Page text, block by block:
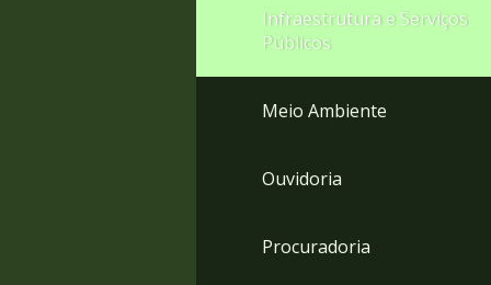
Infraestrutura e Serviços
Públicos
Meio Ambiente
Ouvidoria
Procuradoria